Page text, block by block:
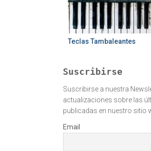
Teclas Tambaleantes
Suscribirse
Suscribirse a nuestra
actualizaciones sobre las
publicadas en nuestro sitio
Email